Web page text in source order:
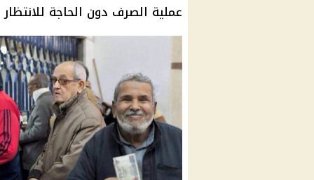
عملية الصرف دون الحاجة